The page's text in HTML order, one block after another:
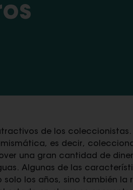
de los
es decir,
una gran cantidad de
Algunas de las
los años, sino también la